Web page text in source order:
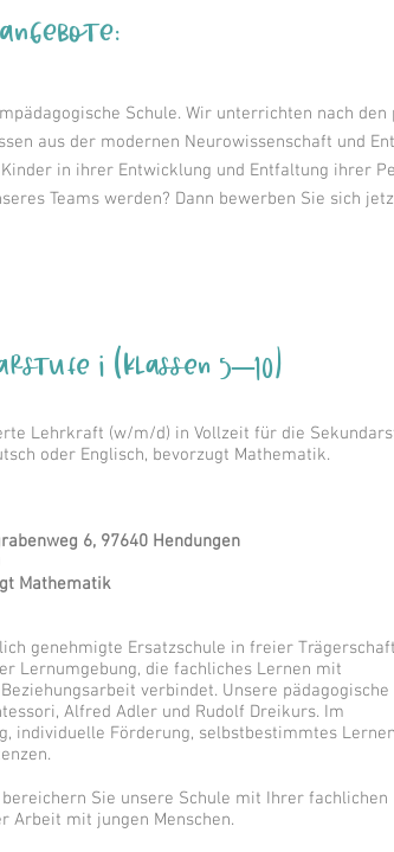
Schule. Wir unterrichten nach
aus der modernen Neurowissenschaft und
in ihrer Entwicklung und Entfaltung ihrer
Teams werden? Dann bewerben Sie sich
I (Klassen 5–10)
Lehrkraft (w/m/d) in Vollzeit für die
oder Englisch, bevorzugt Mathematik.
6, 97640 Hendungen
Mathematik
genehmigte Ersatzschule in freier
Lernumgebung, die fachliches Lernen mit
verbindet. Unsere pädagogische
Alfred Adler und Rudolf Dreikurs. Im
individuelle Förderung, selbstbestimmtes
Sie unsere Schule mit Ihrer fachlichen
Arbeit mit jungen Menschen.